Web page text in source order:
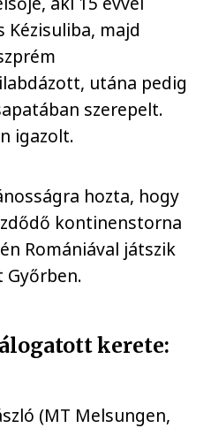
Kézisuliba, majd
utána pedig
szerepelt.
igazolt.
hozta, hogy
kontinenstorna
Romániával játszik
Győrben.
kerete:
(MT Melsungen,